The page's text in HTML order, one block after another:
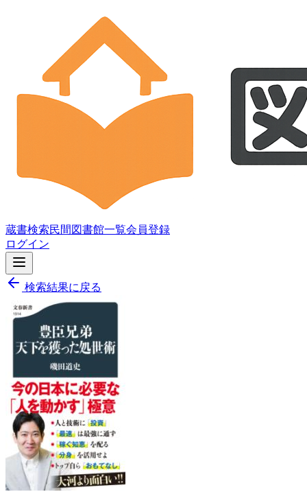
蔵書検索民間図書館一覧会員登録
ログイン
検索結果に戻る